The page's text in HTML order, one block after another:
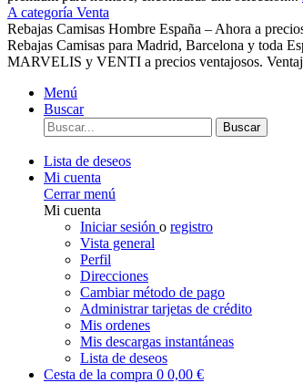
A categoría Venta
Rebajas Camisas Hombre España – Ahora a
Rebajas Camisas para Madrid, Barcelona y toda
MARVELIS y VENTI a precios ventajosos.
Menú
Buscar
Buscar
Lista de deseos
Mi cuenta
Cerrar menú
Mi cuenta
Iniciar sesión o registro
Vista general
Perfil
Direcciones
Cambiar método de pago
Administrar tarjetas de crédito
Mis ordenes
Mis descargas instantáneas
Lista de deseos
Cesta de la compra 0 0,00 €